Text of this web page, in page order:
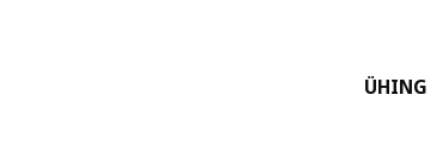
ÜHING